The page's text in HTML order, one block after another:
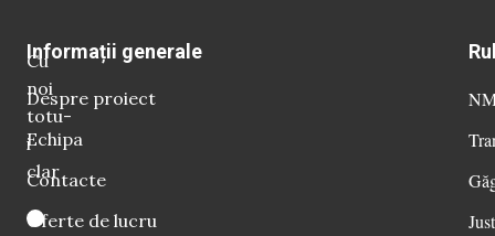
Cu
noi
totu-
i
clar
Informații generale
Despre proiect
Echipa
Contacte
Oferte de lucru